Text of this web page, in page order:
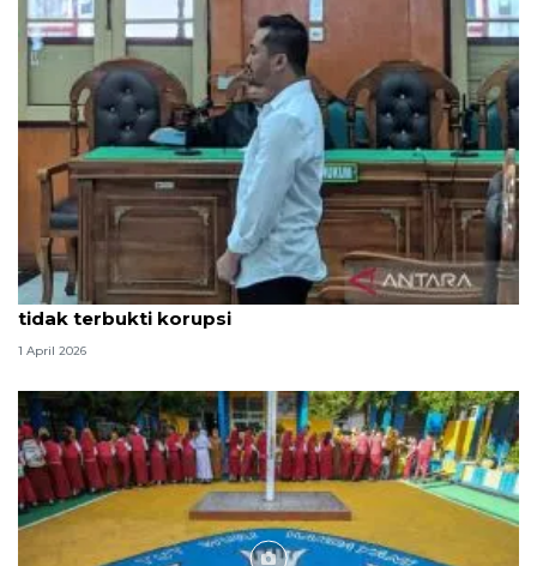
Hakim PN Medan vonis bebas Amsal Sitepu karena
tidak terbukti korupsi
1 April 2026